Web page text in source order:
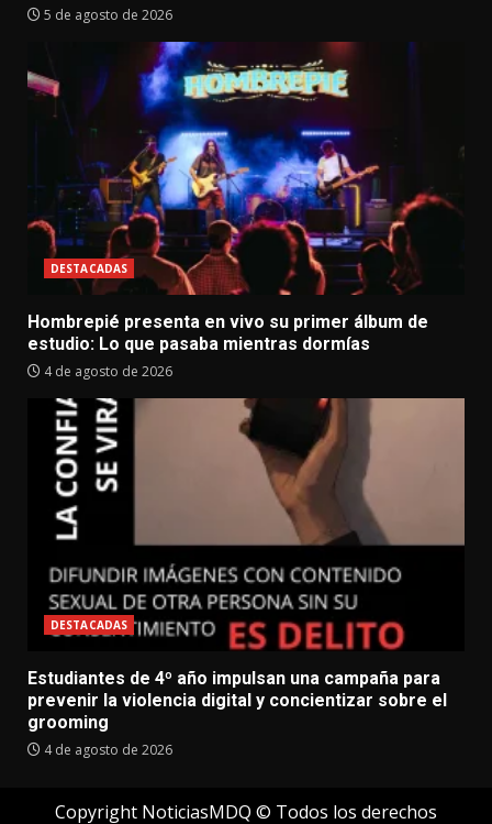
5 de agosto de 2026
DESTACADAS
Hombrepié presenta en vivo su primer álbum de
estudio: Lo que pasaba mientras dormías
4 de agosto de 2026
DESTACADAS
Estudiantes de 4º año impulsan una campaña para
prevenir la violencia digital y concientizar sobre el
grooming
4 de agosto de 2026
Copyright NoticiasMDQ © Todos los derechos